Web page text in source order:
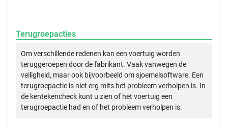
Terugroepacties
Om verschillende redenen kan een voertuig worden
teruggeroepen door de fabrikant. Vaak vanwegen de
veiligheid, maar ook bijvoorbeeld om sjoemelsoftware. Een
terugroepactie is niet erg mits het probleem verholpen is. In
de kentekencheck kunt u zien of het voertuig een
terugroepactie had en of het probleem verholpen is.